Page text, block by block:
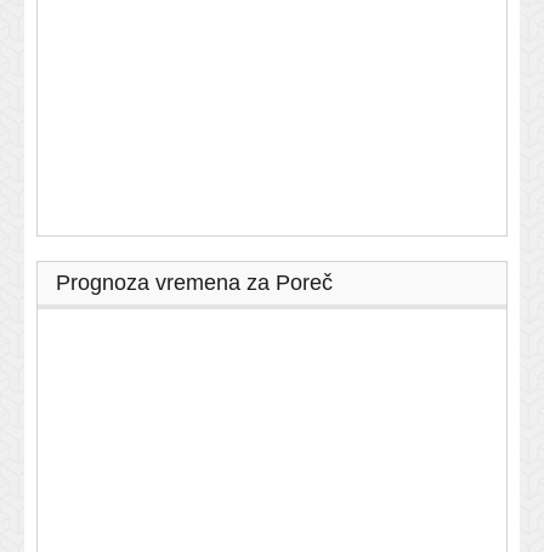
Prognoza vremena za Poreč